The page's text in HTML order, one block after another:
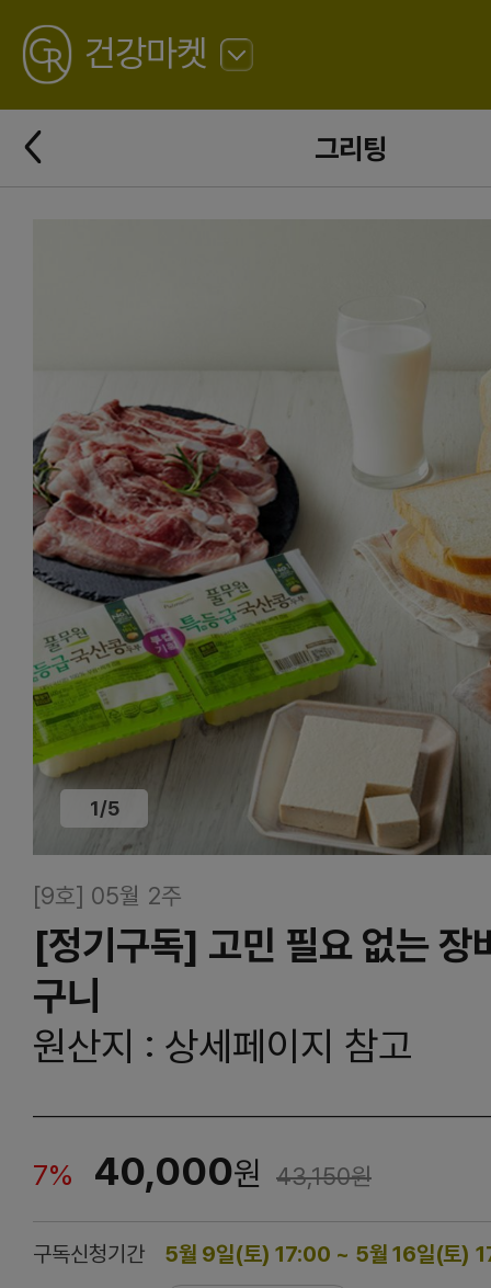
GREATING
건강마켓
로
그리팅
뒤
로
가
1/5
[9호] 05월 2주
[정기구독] 고민 필요 없는 장
구니
원산지 : 상세페이지 참고
7% 40,000원 43,150원
구독신청기간 5월 9일(토) 17:00 ~ 5월 16일(토)